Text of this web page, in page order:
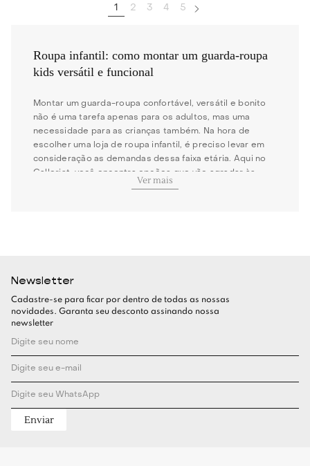
1 2 3 4 5
Roupa infantil: como montar um guarda-roupa
kids versátil e funcional
Montar um guarda-roupa confortável, versátil e bonito
não é uma tarefa apenas para os adultos, mas uma
necessidade para as crianças também. Na hora de
escolher uma loja de roupa infantil, é preciso levar em
consideração as demandas dessa faixa etária. Aqui no
Gallerist, você encontra opções que vão agradar às
alguns critérios básicos que você pode seguir na hora
Tamanho
principais fatores a considerar ao comprar roupas
escolher peças com um pouco mais de folga,
Ver mais
Newsletter
Cadastre-se para ficar por dentro de todas as nossas
novidades. Garanta seu desconto assinando nossa
newsletter
Enviar